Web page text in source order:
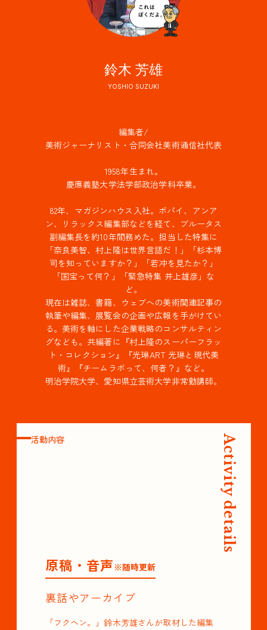
鈴木 芳雄
YOSHIO SUZUKI
編集者/
美術ジャーナリスト・合同会社美術通信社代表
1958年生まれ。
慶應義塾大学法学部政治学科卒業。
82年、マガジンハウス入社。ポパイ、アンア
ン、リラックス編集部などを経て、ブルータス
副編集長を約10年間務めた。担当した特集に
「奈良美智、村上隆は世界言語だ！」「杉本博
司を知っていますか？」「若冲を見たか？」
「国宝って何？」「緊急特集 井上雄彦」な
ど。
現在は雑誌、書籍、ウェブへの美術関連記事の
執筆や編集、展覧会の企画や広報を手がけてい
る。美術を軸にした企業戦略のコンサルティン
グなども。共編著に『村上隆のスーパーフラッ
ト・コレクション』『光琳ART 光琳と現代美
術』『チームラボって、何者？』など。
明治学院大学、愛知県立芸術大学非常勤講師。
Activity details
活動内容
原稿・音声※随時更新
裏話やアーカイブ
「フクヘン。」鈴木芳雄さんが取材した編集